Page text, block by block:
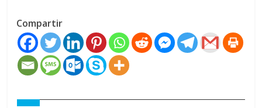
Compartir